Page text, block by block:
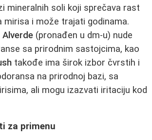
mineralnih soli koji sprečava rast
mirisa i može trajati godinama.
Alverde (pronađen u dm-u) nude
sa prirodnim sastojcima, kao
takođe ima širok izbor čvrstih i
na prirodnoj bazi, sa
ali mogu izazvati iritaciju kod
za primenu